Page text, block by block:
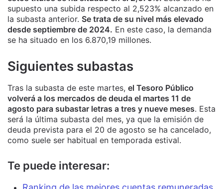
supuesto una subida respecto al 2,523% alcanzado en
la subasta anterior. Se trata de su nivel más elevado
desde septiembre de 2024. En este caso, la demanda
se ha situado en los 6.870,19 millones.
Siguientes subastas
Tras la subasta de este martes, el Tesoro Público
volverá a los mercados de deuda el martes 11 de
agosto para subastar letras a tres y nueve meses. Esta
será la última subasta del mes, ya que la emisión de
deuda prevista para el 20 de agosto se ha cancelado,
como suele ser habitual en temporada estival.
Te puede interesar: